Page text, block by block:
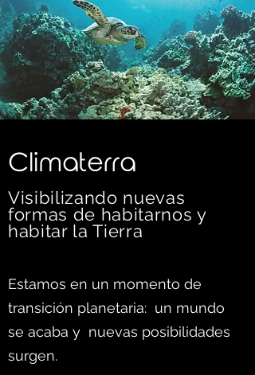
C limaterra
Visibilizando nuevas
formas de habitarnos y
habitar la Tierra
Estamos en un momento de
transición planetaria: un mundo
se acaba y nuevas posibilidades
surgen.